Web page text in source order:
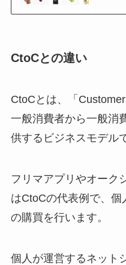
CtoCとの違い
CtoCとは、「
一般消費者から一般消
供するビジネスモデル
フリマアプリやオーク
はCtoCの代表例で、
の購買を行います。
個人が運営するネット